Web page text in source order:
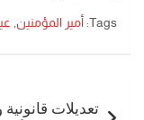
Tags: أمير المؤمنين,
المقالاتتعديلات